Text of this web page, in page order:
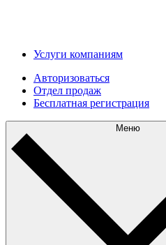
Услуги компаниям
Авторизоваться
Отдел продаж
Бесплатная регистрация
Меню